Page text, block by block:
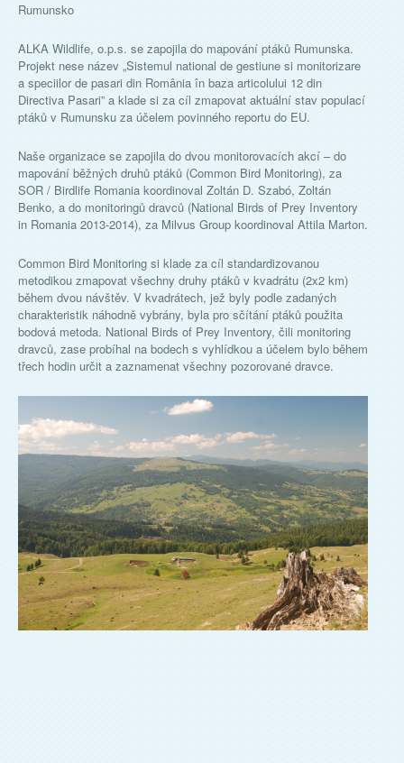
Rumunsko
ALKA Wildlife, o.p.s. se zapojila do mapování ptáků Rumunska.
Projekt nese název „Sistemul national de gestiune si monitorizare
a speciilor de pasari din România în baza articolului 12 din
Directiva Pasari” a klade si za cíl zmapovat aktuální stav populací
ptáků v Rumunsku za účelem povinného reportu do EU.
Naše organizace se zapojila do dvou monitorovacích akcí – do
mapování běžných druhů ptáků (Common Bird Monitoring), za
SOR / Birdlife Romania koordinoval Zoltán D. Szabó, Zoltán
Benko, a do monitoringů dravců (National Birds of Prey Inventory
in Romania 2013-2014), za Milvus Group koordinoval Attila Marton.
Common Bird Monitoring si klade za cíl standardizovanou
metodikou zmapovat všechny druhy ptáků v kvadrátu (2x2 km)
během dvou návštěv. V kvadrátech, jež byly podle zadaných
charakteristik náhodně vybrány, byla pro sčítání ptáků použita
bodová metoda. National Birds of Prey Inventory, čili monitoring
dravců, zase probíhal na bodech s vyhlídkou a účelem bylo během
třech hodin určit a zaznamenat všechny pozorované dravce.